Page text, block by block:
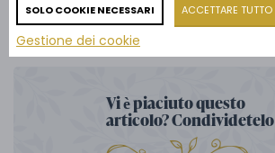
un'esperienza indimenticabile.
Vi è piaciuto questo
articolo? Condividetelo
SOLO COOKIE NECESSARI ACCETTARE TUTTO
Gestione dei cookie